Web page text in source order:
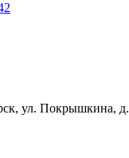
ул. Покрышкина, д.